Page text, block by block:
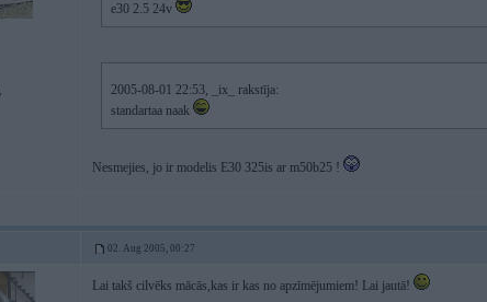
e30 2.5 24v
2005-08-01 22:53, _ix_ rakstīja:
standartaa naak
Nesmejies, jo ir modelis E30 325is ar m50b25 !
02. Aug 2005, 00:27
Lai takš cilvēks mācās,kas ir kas no apzīmējumiem! Lai jautā!